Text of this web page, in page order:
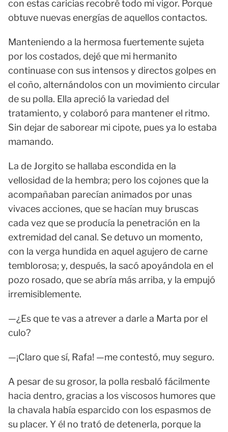
con estas caricias recobré todo mi vigor. Porque
obtuve nuevas energías de aquellos contactos.
Manteniendo a la hermosa fuertemente sujeta
por los costados, dejé que mi hermanito
continuase con sus intensos y directos golpes en
el coño, alternándolos con un movimiento circular
de su polla. Ella apreció la variedad del
tratamiento, y colaboró para mantener el ritmo.
Sin dejar de saborear mi cipote, pues ya lo estaba
mamando.
La de Jorgito se hallaba escondida en la
vellosidad de la hembra; pero los cojones que la
acompañaban parecían animados por unas
vivaces acciones, que se hacían muy bruscas
cada vez que se producía la penetración en la
extremidad del canal. Se detuvo un momento,
con la verga hundida en aquel agujero de carne
temblorosa; y, después, la sacó apoyándola en el
pozo rosado, que se abría más arriba, y la empujó
irremisiblemente.
—¿Es que te vas a atrever a darle a Marta por el
culo?
—¡Claro que sí, Rafa! —me contestó, muy seguro.
A pesar de su grosor, la polla resbaló fácilmente
hacia dentro, gracias a los viscosos humores que
la chavala había esparcido con los espasmos de
su placer. Y él no trató de detenerla, porque la